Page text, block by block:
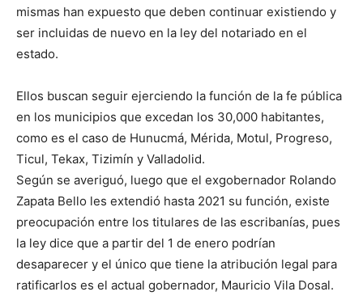
mismas han expuesto que deben continuar existiendo y
ser incluidas de nuevo en la ley del notariado en el
estado.
Ellos buscan seguir ejerciendo la función de la fe pública
en los municipios que excedan los 30,000 habitantes,
como es el caso de Hunucmá, Mérida, Motul, Progreso,
Ticul, Tekax, Tizimín y Valladolid.
Según se averiguó, luego que el exgobernador Rolando
Zapata Bello les extendió hasta 2021 su función, existe
preocupación entre los titulares de las escribanías, pues
la ley dice que a partir del 1 de enero podrían
desaparecer y el único que tiene la atribución legal para
ratificarlos es el actual gobernador, Mauricio Vila Dosal.